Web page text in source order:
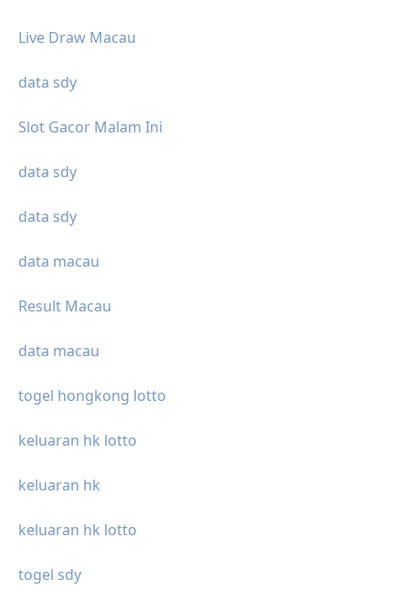
Live Draw Macau
data sdy
Slot Gacor Malam Ini
data sdy
data sdy
data macau
Result Macau
data macau
togel hongkong lotto
keluaran hk lotto
keluaran hk
keluaran hk lotto
togel sdy